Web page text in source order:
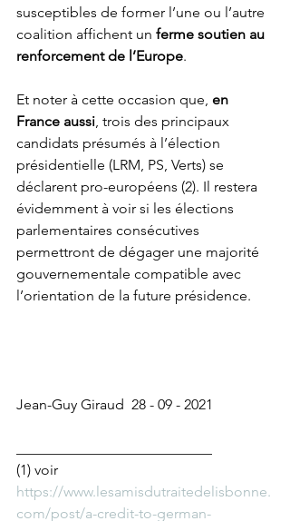
susceptibles de former l’une ou l’autre
coalition affichent un ferme soutien au
renforcement de l’Europe.
Et noter à cette occasion que, en
France aussi , trois des principaux
candidats présumés à l’élection
présidentielle (LRM, PS, Verts) se
déclarent pro-européens (2). Il restera
évidemment à voir si les élections
parlementaires consécutives
permettront de dégager une majorité
gouvernementale compatible avec
l’orientation de la future présidence.
Jean-Guy Giraud  28 - 09 - 2021
(1) voir
https://www.lesamisdutraitedelisbonne.
com/post/a-credit-to-german-